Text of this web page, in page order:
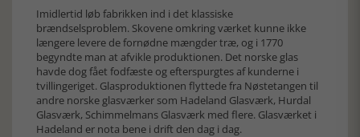
Imidlertid løb fabrikken ind i det klassiske
brændselsproblem. Skovene omkring værket kunne ikke
længere levere de fornødne mængder træ, og i 1770
begyndte man at afvikle produktionen. Det norske glas
havde dog fået fodfæste og efterspurgtes af kunderne i
tvillingeriget. Glasproduktionen flyttede fra Nøstetangen til
andre norske glasværker som Hadeland Glasværk, Hurdal
Glasværk, Schimmelmans Glasværk med flere. Glasværket i
Hadeland er nota bene i drift den dag i dag.